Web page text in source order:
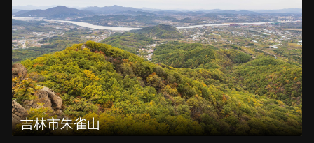
吉林市朱雀山